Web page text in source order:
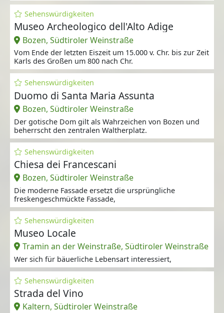
Sehenswürdigkeiten
Museo Archeologico dell'Alto Adige
Bozen, Südtiroler Weinstraße
Vom Ende der letzten Eiszeit um 15.000 v. Chr. bis zur Zeit
Karls des Großen um 800 nach Chr.
Sehenswürdigkeiten
Duomo di Santa Maria Assunta
Bozen, Südtiroler Weinstraße
Der gotische Dom gilt als Wahrzeichen von Bozen und
beherrscht den zentralen Waltherplatz.
Sehenswürdigkeiten
Chiesa dei Francescani
Bozen, Südtiroler Weinstraße
Die moderne Fassade ersetzt die ursprüngliche
freskengeschmückte Fassade,
Sehenswürdigkeiten
Museo Locale
Tramin an der Weinstraße, Südtiroler Weinstraße
Wer sich für bäuerliche Lebensart interessiert,
Sehenswürdigkeiten
Strada del Vino
Kaltern, Südtiroler Weinstraße